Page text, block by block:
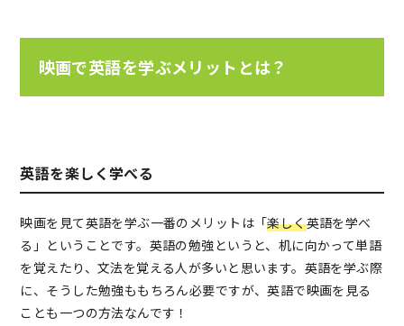
映画で英語を学ぶメリットとは？
英語を楽しく学べる
映画を見て英語を学ぶ一番のメリットは「楽しく英語を学べ
る」ということです。英語の勉強というと、机に向かって単語
を覚えたり、文法を覚える人が多いと思います。英語を学ぶ際
に、そうした勉強ももちろん必要ですが、英語で映画を見る
ことも一つの方法なんです！